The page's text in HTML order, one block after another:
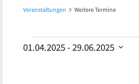
Veranstaltungen Weitere Termine
Veranstaltungen
01.04.2025 - 29.06.2025